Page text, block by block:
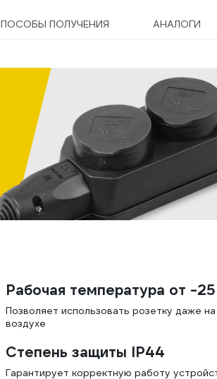
ПОЛУЧЕНИЯ АНАЛОГИ
Рабочая температура от -
Позволяет использовать розетку даже
воздухе
Степень защиты IP44
Гарантирует корректную работу